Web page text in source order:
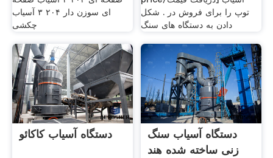
ای سوزن دار ۲۰۴ ۳ آسیاب
چکشی
توپ را برای فروش در . شکل
دادن به دستگاه های سنگ
دستگاه آسیاب کاکائو
دستگاه آسیاب سنگ
زنی ساخته شده هند